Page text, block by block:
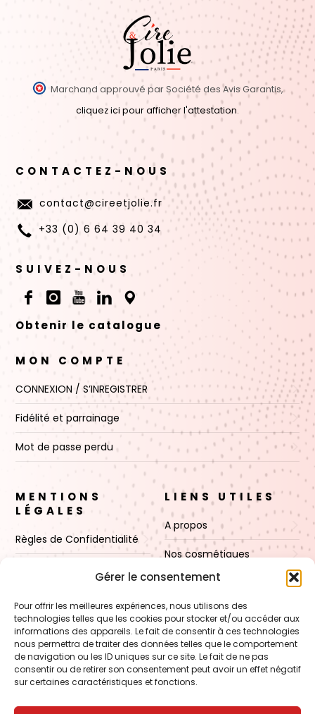
Gérer le consentement
Pour offrir les meilleures expériences, nous utilisons des
technologies telles que les cookies pour stocker et/ou accéder aux
informations des appareils. Le fait de consentir à ces technologies
nous permettra de traiter des données telles que le comportement
de navigation ou les ID uniques sur ce site. Le fait de ne pas
consentir ou de retirer son consentement peut avoir un effet négatif
sur certaines caractéristiques et fonctions.
Marchand approuvé par Société des Avis Garantis,
cliquez ici pour afficher l'attestation.
CONTACTEZ-NOUS
contact@cireetjolie.fr
+33 (0) 6 64 39 40 34
SUIVEZ-NOUS
Obtenir le catalogue
MON COMPTE
CONNEXION / S’INREGISTRER
Fidélité et parrainage
Mot de passe perdu
MENTIONS
LÉGALES
Règles de Confidentialité
Politique de cookies (UE)
LIENS UTILES
A propos
Nos cosmétiques
Nos cires
Boutique
Contact